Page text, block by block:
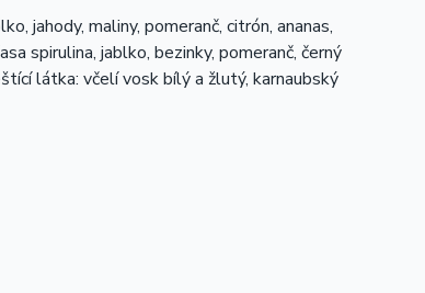
jahody, maliny, pomeranč, citrón, ananas,
spirulina, jablko, bezinky, pomeranč, černý
látka: včelí vosk bílý a žlutý, karnaubský